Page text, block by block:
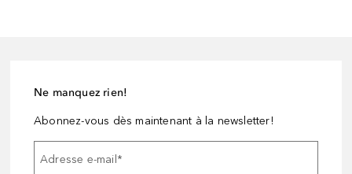
Ne manquez rien!
Abonnez-vous dès maintenant à la newsletter!
Adresse e-mail*